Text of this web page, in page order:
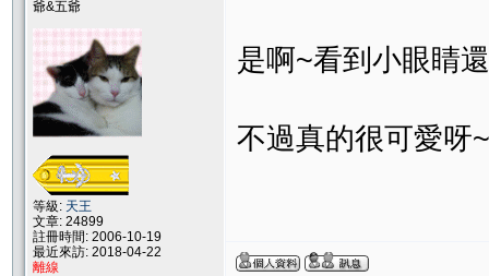
爺&五爺
等級: 天王
文章: 24899
註冊時間: 2006-10-19
最近來訪: 2018-04-22
離線
是啊~看到小眼睛
不過真的很可愛呀~